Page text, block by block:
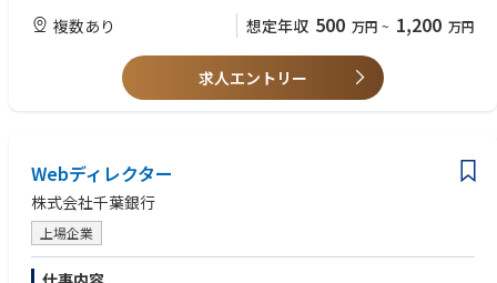
Webデザインのプロフェッショナルとしてのキャリアはもちろん、将来的
には希望や適性に応じて、プロフェッショナル職として幅広い業務を担
【推奨要件】
・Webページでのコンテンツ制作経験
・Tableauの利用経験
・CRM/CROの知見
・当事者意識を持ち自発的にまわりへ働きかけができる方
・異なる立場や利害を持った相手でも尊重・連携ができる方
・自部署のみならず、多くの他部署を巻き込みながら仕事を進めていくこ
とができる方
・仕事を楽しみチームが活躍できる環境づくりに貢献できる方
複数あり 想定年収 500 万円 ~ 1,200 万円
求人エントリー
Webディレクター
株式会社千葉銀行
上場企業